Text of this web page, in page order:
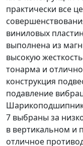
практически все
виниловых
выполнена из
высокую
тонарма и
конструкция
подавление
7 выбраны за
в вертикальном и
отличное